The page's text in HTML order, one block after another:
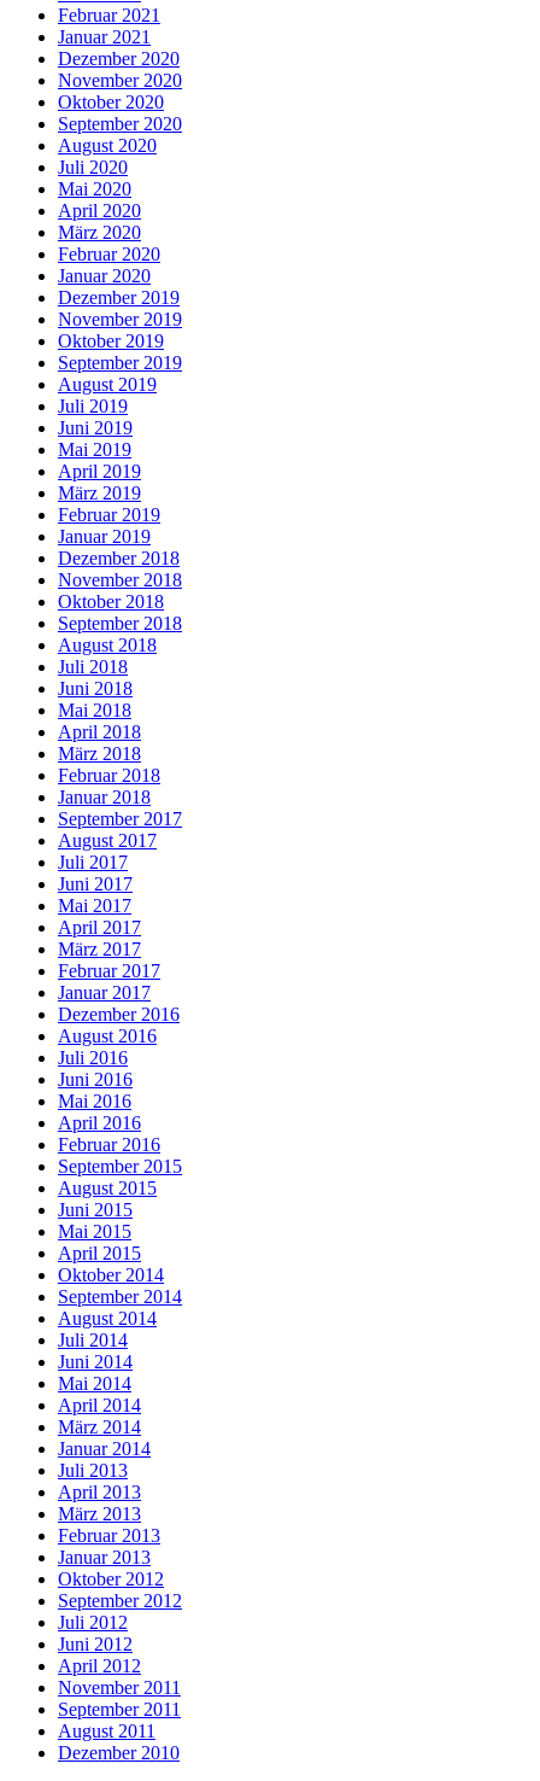
Februar 2021
Januar 2021
Dezember 2020
November 2020
Oktober 2020
September 2020
August 2020
Juli 2020
Mai 2020
April 2020
März 2020
Februar 2020
Januar 2020
Dezember 2019
November 2019
Oktober 2019
September 2019
August 2019
Juli 2019
Juni 2019
Mai 2019
April 2019
März 2019
Februar 2019
Januar 2019
Dezember 2018
November 2018
Oktober 2018
September 2018
August 2018
Juli 2018
Juni 2018
Mai 2018
April 2018
März 2018
Februar 2018
Januar 2018
September 2017
August 2017
Juli 2017
Juni 2017
Mai 2017
April 2017
März 2017
Februar 2017
Januar 2017
Dezember 2016
August 2016
Juli 2016
Juni 2016
Mai 2016
April 2016
Februar 2016
September 2015
August 2015
Juni 2015
Mai 2015
April 2015
Oktober 2014
September 2014
August 2014
Juli 2014
Juni 2014
Mai 2014
April 2014
März 2014
Januar 2014
Juli 2013
April 2013
März 2013
Februar 2013
Januar 2013
Oktober 2012
September 2012
Juli 2012
Juni 2012
April 2012
November 2011
September 2011
August 2011
Dezember 2010